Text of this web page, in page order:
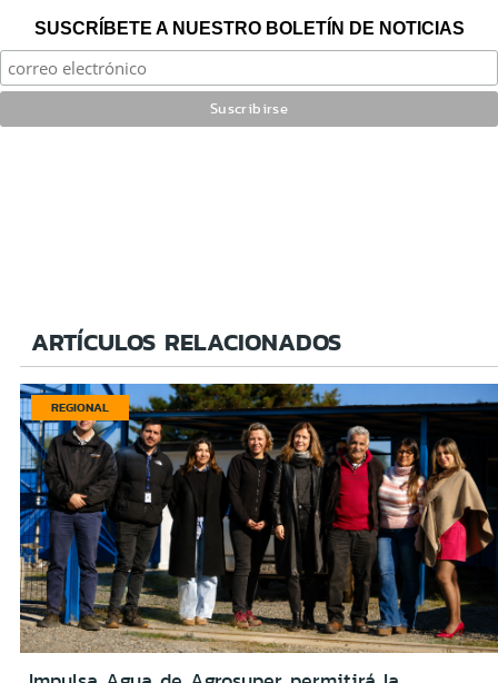
SUSCRÍBETE A NUESTRO BOLETÍN DE NOTICIAS
ARTÍCULOS RELACIONADOS
REGIONAL